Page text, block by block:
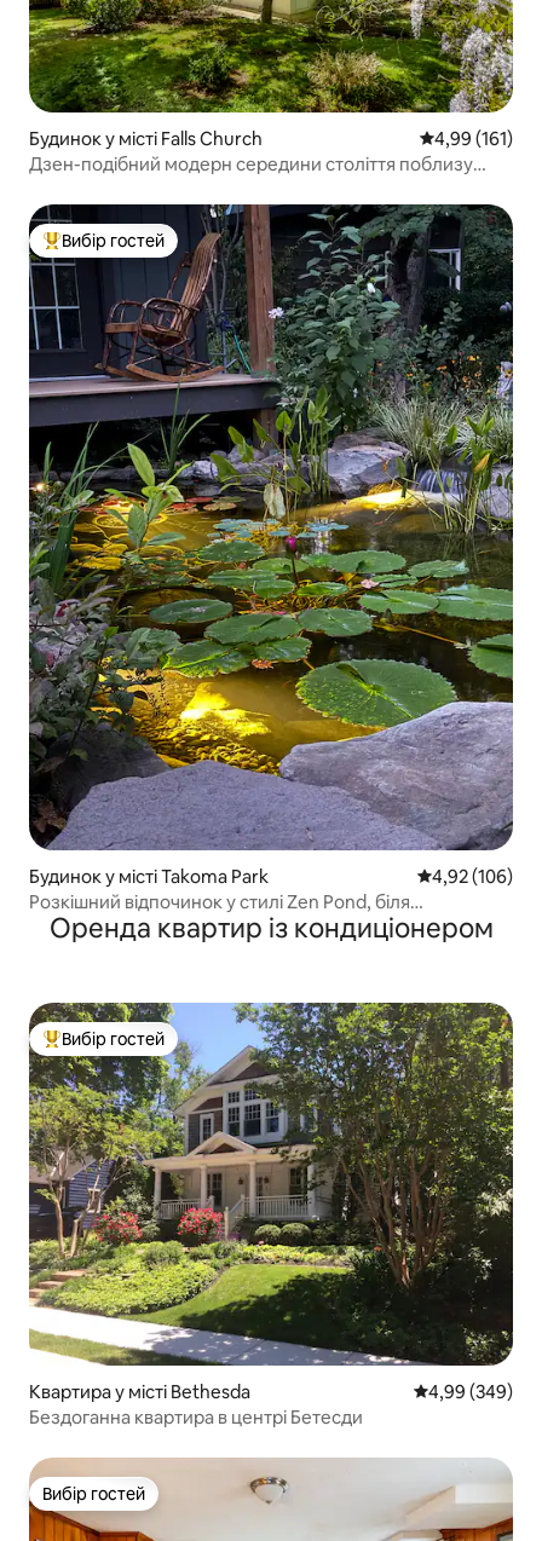
Будинок у місті Falls Church Середня
4,99 (161)
Дзен-подібний модерн середини століття поблизу
Топ вибір гостей
Вибір гостей
Будинок у місті Takoma Park Середня
4,92 (106)
Розкішний відпочинок у стилі Zen Pond, біля
Вашингтона
Оренда квартир із кондиціонером
Топ вибір гостей
Вибір гостей
Квартира у місті Bethesda Середня
4,99 (349)
Бездоганна квартира в центрі Бетесди
Вибір гостей
Вибір гостей